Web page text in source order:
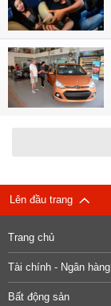
Lên đầu trang
Trang chủ
Tài chính - Ngân hàng
Bất động sản